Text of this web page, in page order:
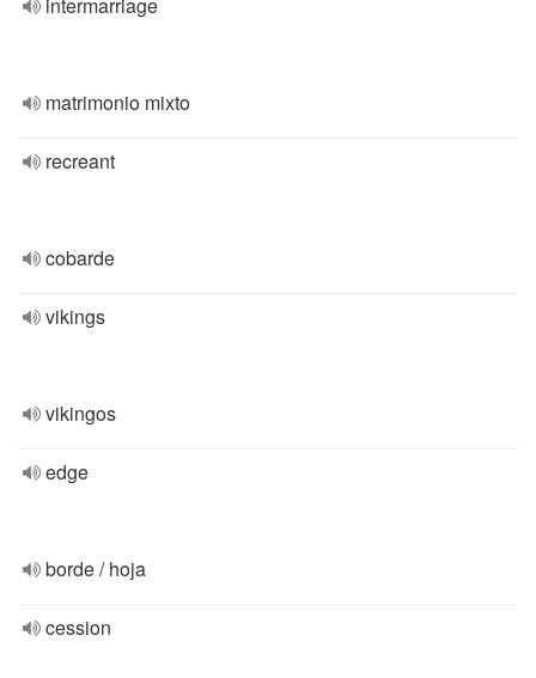
matrimonio mixto
recreant
cobarde
vikings
vikingos
edge
borde / hoja
cession